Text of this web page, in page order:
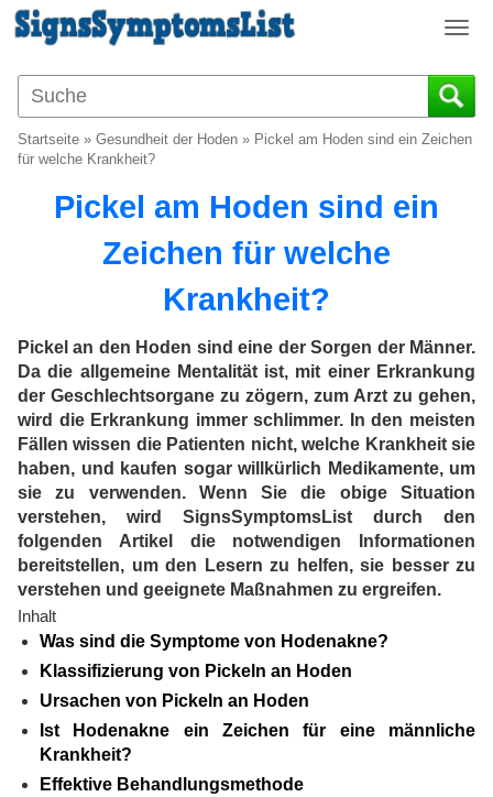
T
g
g
i
o
n
Startseite » Gesundheit der Hoden » Pickel am Hoden sind ein Zeichen
für welche Krankheit?
Pickel am Hoden sind ein
Zeichen für welche
Krankheit?
Pickel an den Hoden sind eine der Sorgen der Männer.
Da die allgemeine Mentalität ist, mit einer Erkrankung
der Geschlechtsorgane zu zögern, zum Arzt zu gehen,
wird die Erkrankung immer schlimmer. In den meisten
Fällen wissen die Patienten nicht, welche Krankheit sie
haben, und kaufen sogar willkürlich Medikamente, um
sie zu verwenden. Wenn Sie die obige Situation
verstehen, wird SignsSymptomsList durch den
folgenden Artikel die notwendigen Informationen
bereitstellen, um den Lesern zu helfen, sie besser zu
verstehen und geeignete Maßnahmen zu ergreifen.
Inhalt
Was sind die Symptome von Hodenakne?
Klassifizierung von Pickeln an Hoden
Ursachen von Pickeln an Hoden
Ist Hodenakne ein Zeichen für eine männliche
Krankheit?
Effektive Behandlungsmethode